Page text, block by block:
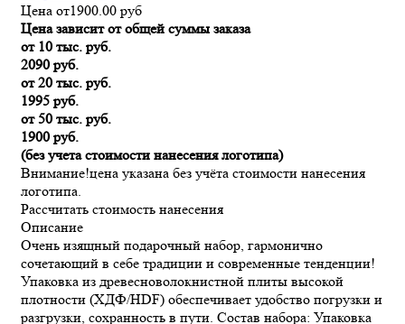
Цена от1900.00 руб
Цена зависит от общей суммы заказа
от 10 тыс. руб.
2090 руб.
от 20 тыс. руб.
1995 руб.
от 50 тыс. руб.
1900 руб.
(без учета стоимости нанесения логотипа)
Внимание!цена указана без учёта стоимости нанесения
логотипа.
Рассчитать стоимость нанесения
Описание
Очень изящный подарочный набор, гармонично
сочетающий в себе традиции и современные тенденции!
Упаковка из древесноволокнистной плиты высокой
плотности (ХДФ/HDF) обеспечивает удобство погрузки и
разгрузки, сохранность в пути. Состав набора: Упаковка